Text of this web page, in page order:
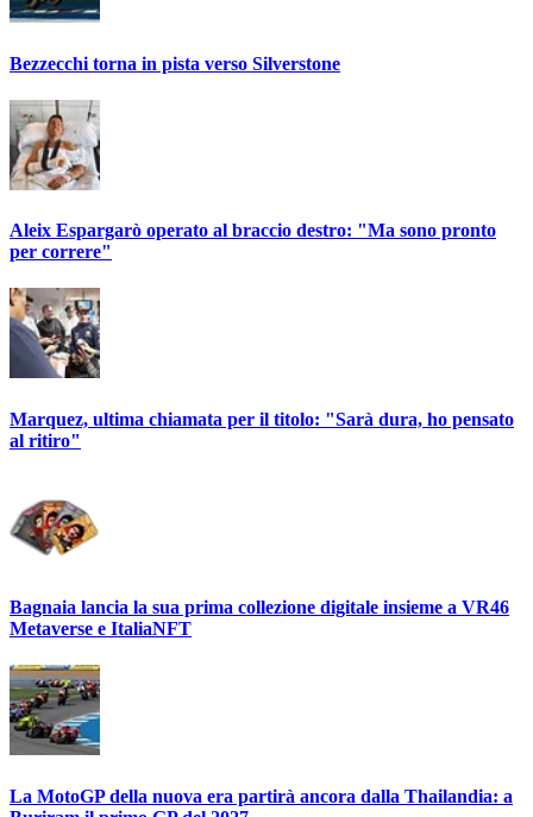
Bezzecchi torna in pista verso Silverstone
Aleix Espargarò operato al braccio destro: "Ma sono pronto
per correre"
Marquez, ultima chiamata per il titolo: "Sarà dura, ho pensato
al ritiro"
Bagnaia lancia la sua prima collezione digitale insieme a VR46
Metaverse e ItaliaNFT
La MotoGP della nuova era partirà ancora dalla Thailandia: a